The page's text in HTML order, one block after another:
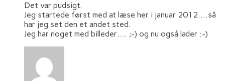
Det var pudsigt.
Jeg startede først med at læse her i januar 2012….så
har jeg set den et andet sted.
Jeg har noget med billeder…. ;-) og nu også lader :-)